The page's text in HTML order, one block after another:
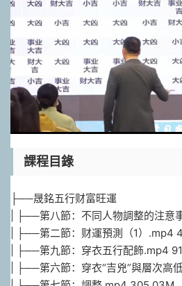
課程目錄
├──晟銘五行财富旺運
| ├──第八節：不同人物調整的注意
| ├──第二節：财運預測（1）.mp4
| ├──第九節：穿衣五行配飾.mp4
| ├──第六節：穿衣“吉兇”與層次高